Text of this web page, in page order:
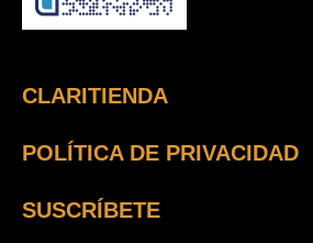
CLARITIENDA
POLÍTICA DE PRIVACIDAD
SUSCRÍBETE